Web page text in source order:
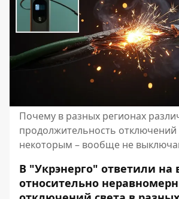
Почему в разных регионах
продолжительность отключений
некоторым – вообще не
В "Укрэнерго" ответили на
относительно